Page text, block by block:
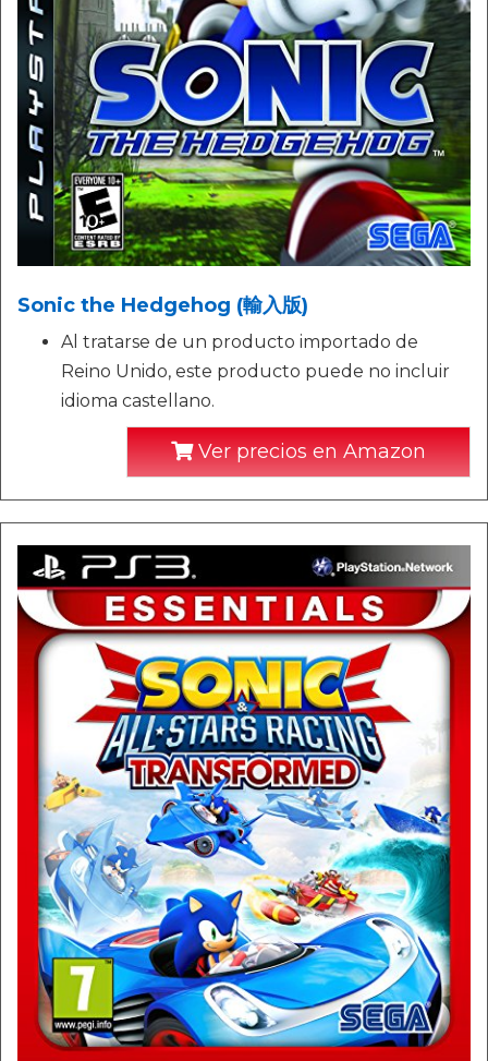
Sonic the Hedgehog (輸入版)
Al tratarse de un producto importado de
Reino Unido, este producto puede no incluir
idioma castellano.
Ver precios en Amazon